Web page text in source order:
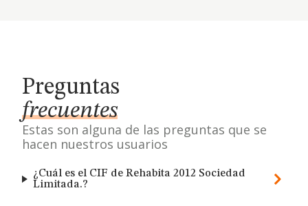
Preguntas
frecuentes
Estas son alguna de las preguntas que se
hacen nuestros usuarios
¿Cuál es el CIF de Rehabita 2012 Sociedad
Limitada.?